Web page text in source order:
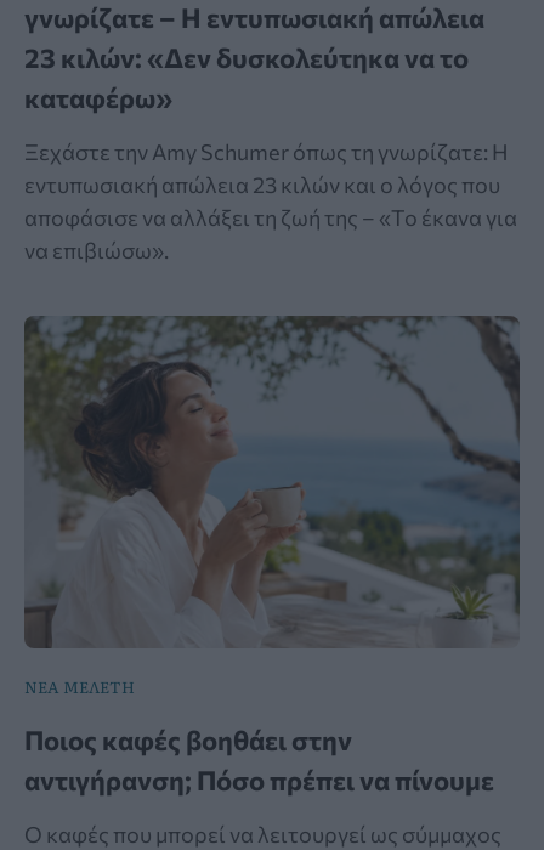
γνωρίζατε – Η εντυπωσιακή απώλεια
23 κιλών: «Δεν δυσκολεύτηκα να το
καταφέρω»
Ξεχάστε την Amy Schumer όπως τη γνωρίζατε: Η
εντυπωσιακή απώλεια 23 κιλών και ο λόγος που
αποφάσισε να αλλάξει τη ζωή της – «Το έκανα για
να επιβιώσω».
ΝΕΑ ΜΕΛΕΤΗ
Ποιος καφές βοηθάει στην
αντιγήρανση; Πόσο πρέπει να πίνουμε
Ο καφές που μπορεί να λειτουργεί ως σύμμαχος